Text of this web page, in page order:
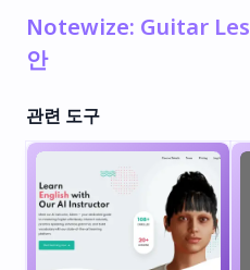
Notewize: Guitar
안
관련 도구